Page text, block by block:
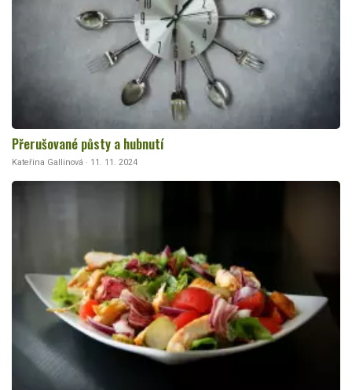
Přerušované půsty a hubnutí
Kateřina Gallinová · 11. 11. 2024